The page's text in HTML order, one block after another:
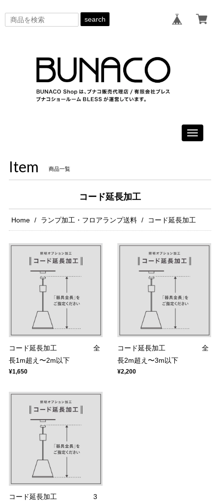
search
Toggle
Item 商品一覧
コード延長加工
Home ランプ加工・フロアランプ送料 コード延長加工
コード延長加工 全
長1m超え〜2m以下
¥1,650
コード延長加工 全
長2m超え〜3m以下
¥2,200
コード延長加工 3